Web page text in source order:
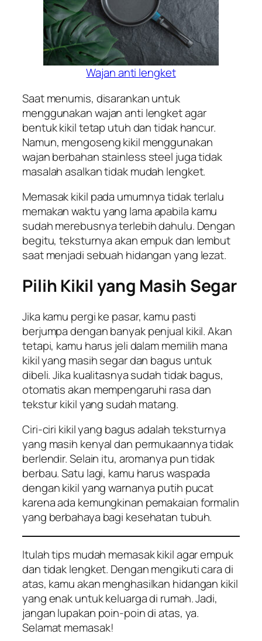
Wajan anti lengket
Saat menumis, disarankan untuk
menggunakan wajan anti lengket agar
bentuk kikil tetap utuh dan tidak hancur.
Namun, mengoseng kikil menggunakan
wajan berbahan stainless steel juga tidak
masalah asalkan tidak mudah lengket.
Memasak kikil pada umumnya tidak terlalu
memakan waktu yang lama apabila kamu
sudah merebusnya terlebih dahulu. Dengan
begitu, teksturnya akan empuk dan lembut
saat menjadi sebuah hidangan yang lezat.
Pilih Kikil yang Masih Segar
Jika kamu pergi ke pasar, kamu pasti
berjumpa dengan banyak penjual kikil. Akan
tetapi, kamu harus jeli dalam memilih mana
kikil yang masih segar dan bagus untuk
dibeli. Jika kualitasnya sudah tidak bagus,
otomatis akan mempengaruhi rasa dan
tekstur kikil yang sudah matang.
Ciri-ciri kikil yang bagus adalah teksturnya
yang masih kenyal dan permukaannya tidak
berlendir. Selain itu, aromanya pun tidak
berbau. Satu lagi, kamu harus waspada
dengan kikil yang warnanya putih pucat
karena ada kemungkinan pemakaian formalin
yang berbahaya bagi kesehatan tubuh.
Itulah tips mudah memasak kikil agar empuk
dan tidak lengket. Dengan mengikuti cara di
atas, kamu akan menghasilkan hidangan kikil
yang enak untuk keluarga di rumah. Jadi,
jangan lupakan poin-poin di atas, ya.
Selamat memasak!